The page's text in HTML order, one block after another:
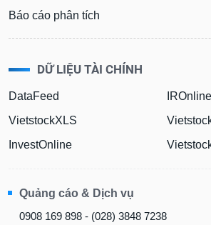
Báo cáo phân tích
DỮ LIỆU TÀI CHÍNH
DataFeed
VietstockXLS
InvestOnline
IROnline
Quảng cáo & Dịch vụ
0908 169 898 - (028) 3848 7238